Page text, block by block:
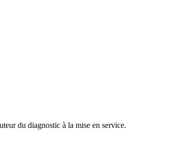
du diagnostic à la mise en service.